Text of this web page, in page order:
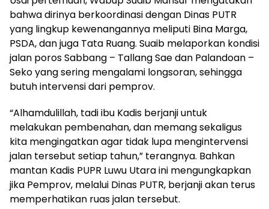
bahwa dirinya berkoordinasi dengan Dinas PUTR
yang lingkup kewenangannya meliputi Bina Marga,
PSDA, dan juga Tata Ruang. Suaib melaporkan kondisi
jalan poros Sabbang – Tallang Sae dan Palandoan –
Seko yang sering mengalami longsoran, sehingga
butuh intervensi dari pemprov.
“Alhamdulillah, tadi ibu Kadis berjanji untuk
melakukan pembenahan, dan memang sekaligus
kita mengingatkan agar tidak lupa mengintervensi
jalan tersebut setiap tahun,” terangnya. Bahkan
mantan Kadis PUPR Luwu Utara ini mengungkapkan
jika Pemprov, melalui Dinas PUTR, berjanji akan terus
memperhatikan ruas jalan tersebut.